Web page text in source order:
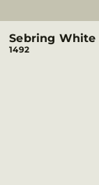
Sebring White
1492